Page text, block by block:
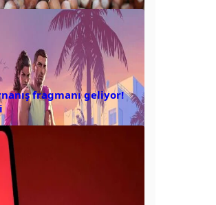
fragmanı geliyor!